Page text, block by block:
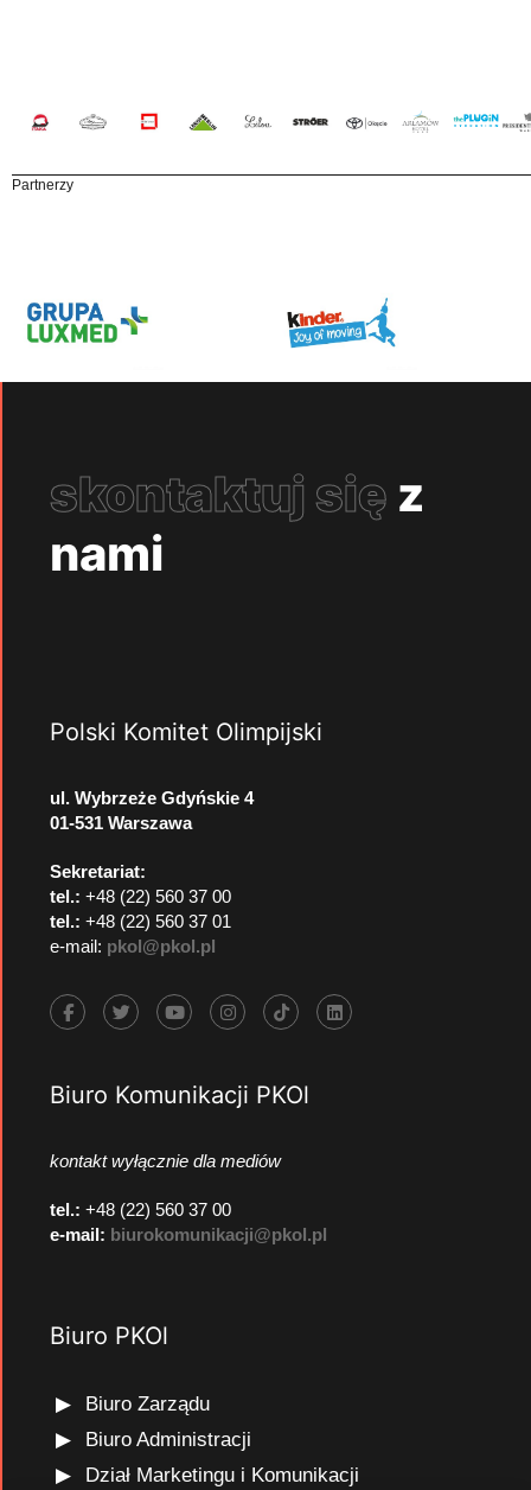
Partnerzy
skontaktuj się z
nami
Polski Komitet Olimpijski
ul. Wybrzeże Gdyńskie 4
01-531 Warszawa
Sekretariat:
tel.: +48 (22) 560 37 00
tel.: +48 (22) 560 37 01
e-mail: pkol@pkol.pl
Biuro Komunikacji PKOl
kontakt wyłącznie dla mediów
tel.: +48 (22) 560 37 00
e-mail: biurokomunikacji@pkol.pl
Biuro PKOl
Biuro Zarządu
Biuro Administracji
Dział Marketingu i Komunikacji